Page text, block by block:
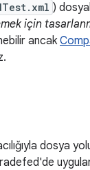
)
için
ancak
dosya